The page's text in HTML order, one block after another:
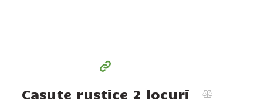
Casute rustice 2 locuri